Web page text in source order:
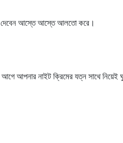
দেবেন আস্তে আস্তে আলতো করে।
আপনার নাইট ক্রিমের যত্ন সাথে